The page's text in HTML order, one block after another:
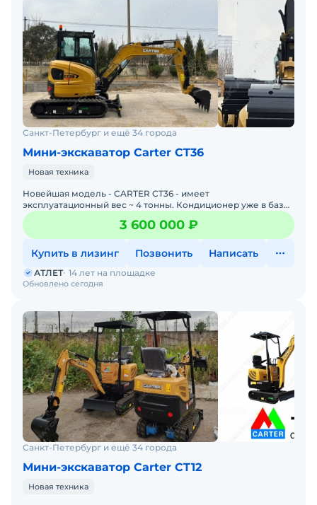
Санкт-Петербург и ещё 34 города
Мини-экскаватор Carter CT36
Новая техника
Новейшая модель - CARTER CT36 - имеет
эксплуатационный вес ~ 4 тонны. Кондиционер уже в базе.
Новая техника в наличии. Цена с НДС. В наличии. Помогу с
доставкой
3 600 000 ₽
Купить в лизинг Позвонить Написать
Обновлено сегодня
АТЛЕТ 14 лет на площадке
Санкт-Петербург и ещё 34 города
Мини-экскаватор Carter CT12
Новая техника